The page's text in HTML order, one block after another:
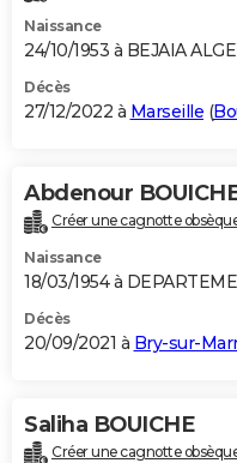
Naissance
24/10/1953 à BEJAIA
Décès
27/12/2022 à Marseille (
Abdenour
Créer une cagnotte
Naissance
18/03/1954 à
Décès
20/09/2021 à Bry-sur-
Saliha BOUICHE
Créer une cagnotte